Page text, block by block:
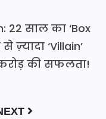
22 साल का ‘Box
ज़्यादा ‘Villain’
की सफलता!